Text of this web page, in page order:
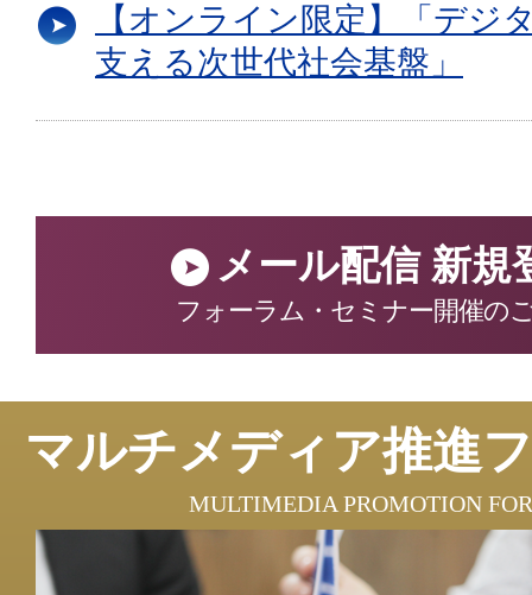
【オンライン限定】「デジ
支える次世代社会基盤」
メール配信 新規
フォーラム・セミナー開催の
マルチメディア推進
MULTIMEDIA PROMOTION